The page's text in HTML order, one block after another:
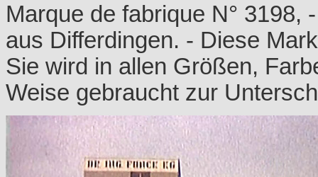
Marque de fabrique N° 3198,
aus Differdingen. - Diese
Sie wird in allen Größen,
Weise gebraucht zur